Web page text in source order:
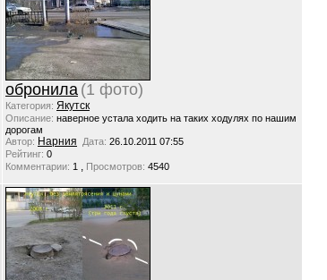
обронила (1 фото)
Категория: Якутск
Описание: наверное устала ходить на таких ходулях по нашим
дорогам
Автор: Нарния Дата: 26.10.2011 07:55
Рейтинг: 0
Комментарии: 1 , Просмотров: 4540